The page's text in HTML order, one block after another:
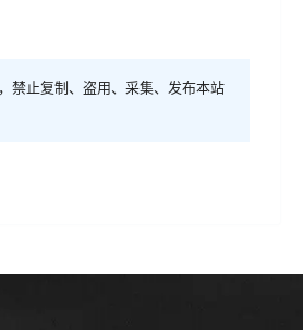
禁止复制、盗用、采集、发布本站